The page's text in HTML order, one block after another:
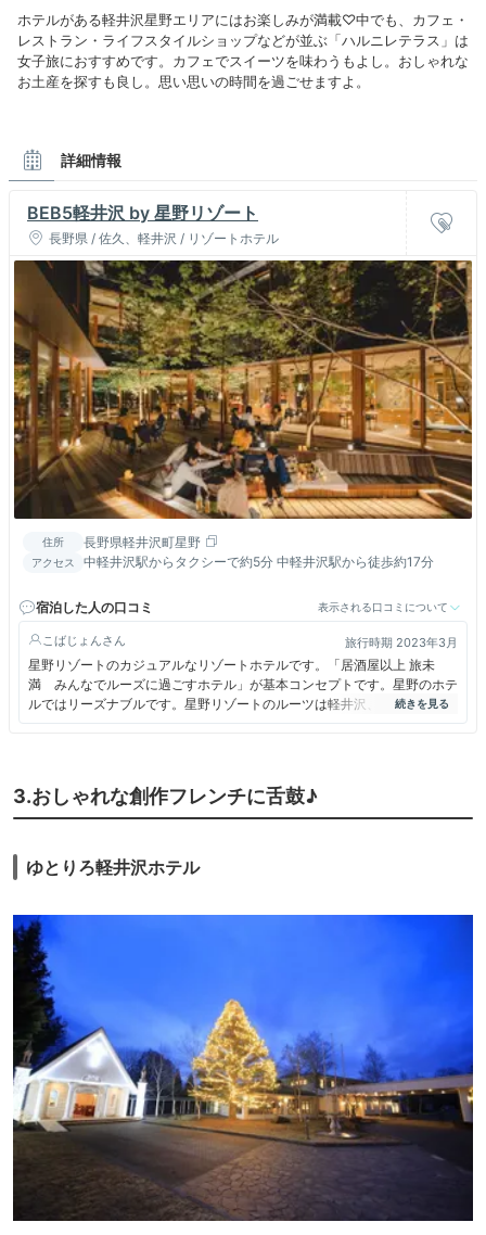
ホテルがある軽井沢星野エリアにはお楽しみが満載♡中でも、カフェ・
レストラン・ライフスタイルショップなどが並ぶ「ハルニレテラス」は
女子旅におすすめです。カフェでスイーツを味わうもよし。おしゃれな
お土産を探すも良し。思い思いの時間を過ごせますよ。
詳細情報
BEB5軽井沢 by 星野リゾート
長野県 / 佐久、軽井沢 / リゾートホテル
住所 長野県軽井沢町星野
アクセス 中軽井沢駅からタクシーで約5分 中軽井沢駅から徒歩約17分
宿泊した人の口コミ 表示される口コミについて
こばじょん 旅行時期 2023年3月
星野リゾートのカジュアルなリゾートホテルです。「居酒屋以上 旅未
満 みんなでルーズに過ごすホテル」が基本コンセプトです。星野のホテ
ルではリーズナブルです。星野リゾートのルーツは軽井沢、星野温泉ホテ
ルという温泉旅館からスタートしたことは意外と知られていません。
3.おしゃれな創作フレンチに舌鼓♪
ゆとりろ軽井沢ホテル